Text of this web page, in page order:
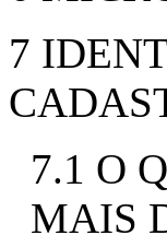
7
7.1 O
MAIS